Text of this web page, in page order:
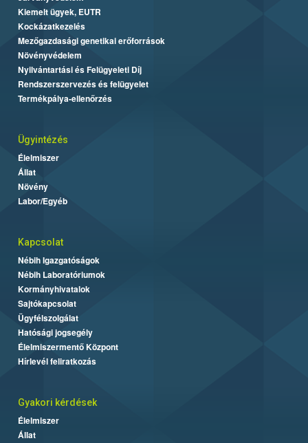
Kiemelt ügyek, EUTR
Kockázatkezelés
Mezőgazdasági genetikai erőforrások
Növényvédelem
Nyilvántartási és Felügyeleti Díj
Rendszerszervezés és felügyelet
Termékpálya-ellenőrzés
Ügyintézés
Élelmiszer
Állat
Növény
Labor/Egyéb
Kapcsolat
Nébih Igazgatóságok
Nébih Laboratóriumok
Kormányhivatalok
Sajtókapcsolat
Ügyfélszolgálat
Hatósági jogsegély
Élelmiszermentő Központ
Hírlevél feliratkozás
Gyakori kérdések
Élelmiszer
Állat